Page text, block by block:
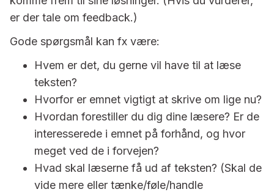
er der tale om feedback.)
Gode spørgsmål kan fx være:
Hvem er det, du gerne vil have til at læse
teksten?
Hvorfor er emnet vigtigt at skrive om lige nu?
Hvordan forestiller du dig dine læsere? Er de
interesserede i emnet på forhånd, og hvor
meget ved de i forvejen?
Hvad skal læserne få ud af teksten? (Skal de
vide mere eller tænke/føle/handle